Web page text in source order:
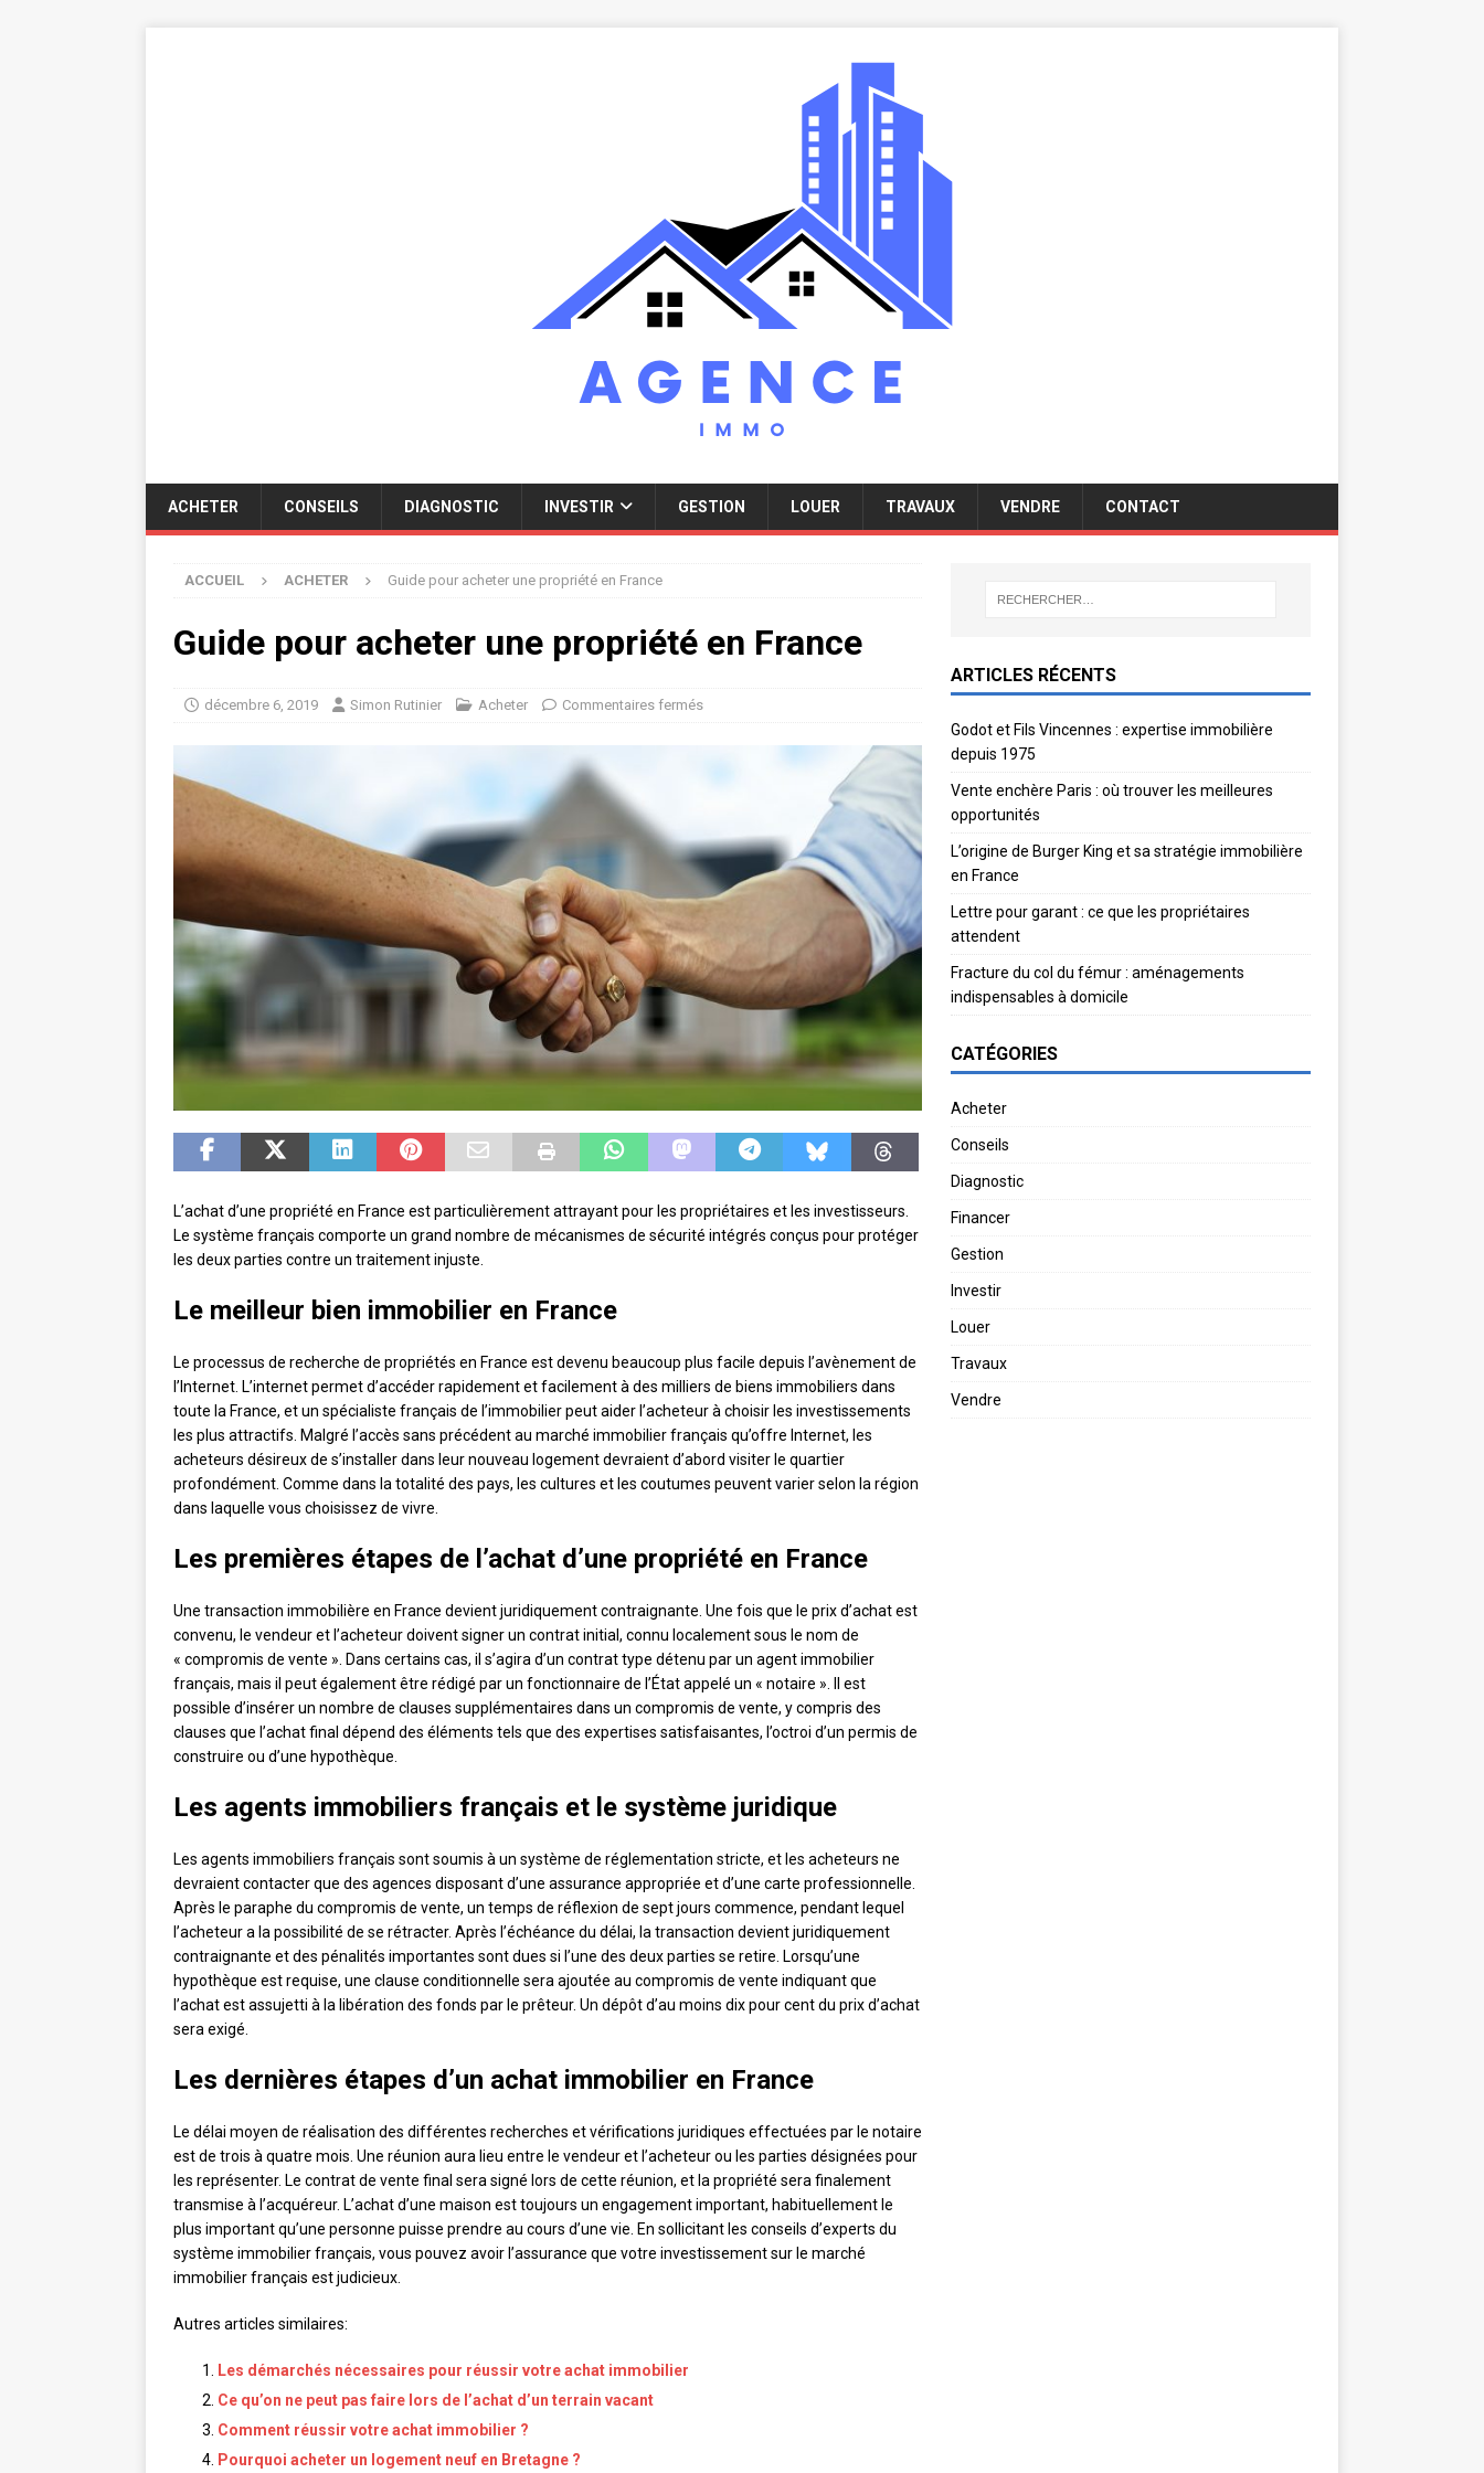
ACHETER CONSEILS DIAGNOSTIC INVESTIR GESTION LOUER TRAVAUX VENDRE CONTACT
ACCUEIL ACHETER Guide pour acheter une propriété en France
Guide pour acheter une propriété en France
décembre 6, 2019 Simon Rutinier Acheter Commentaires fermés
L’achat d’une propriété en France est particulièrement attrayant pour les propriétaires et les investisseurs.
Le système français comporte un grand nombre de mécanismes de sécurité intégrés conçus pour protéger
les deux parties contre un traitement injuste.
Le meilleur bien immobilier en France
Le processus de recherche de propriétés en France est devenu beaucoup plus facile depuis l’avènement de
l’Internet. L’internet permet d’accéder rapidement et facilement à des milliers de biens immobiliers dans
toute la France, et un spécialiste français de l’immobilier peut aider l’acheteur à choisir les investissements
les plus attractifs. Malgré l’accès sans précédent au marché immobilier français qu’offre Internet, les
acheteurs désireux de s’installer dans leur nouveau logement devraient d’abord visiter le quartier
profondément. Comme dans la totalité des pays, les cultures et les coutumes peuvent varier selon la région
dans laquelle vous choisissez de vivre.
Les premières étapes de l’achat d’une propriété en France
Une transaction immobilière en France devient juridiquement contraignante. Une fois que le prix d’achat est
convenu, le vendeur et l’acheteur doivent signer un contrat initial, connu localement sous le nom de
« compromis de vente ». Dans certains cas, il s’agira d’un contrat type détenu par un agent immobilier
français, mais il peut également être rédigé par un fonctionnaire de l’État appelé un « notaire ». Il est
possible d’insérer un nombre de clauses supplémentaires dans un compromis de vente, y compris des
clauses que l’achat final dépend des éléments tels que des expertises satisfaisantes, l’octroi d’un permis de
construire ou d’une hypothèque.
Les agents immobiliers français et le système juridique
Les agents immobiliers français sont soumis à un système de réglementation stricte, et les acheteurs ne
devraient contacter que des agences disposant d’une assurance appropriée et d’une carte professionnelle.
Après le paraphe du compromis de vente, un temps de réflexion de sept jours commence, pendant lequel
l’acheteur a la possibilité de se rétracter. Après l’échéance du délai, la transaction devient juridiquement
contraignante et des pénalités importantes sont dues si l’une des deux parties se retire. Lorsqu’une
hypothèque est requise, une clause conditionnelle sera ajoutée au compromis de vente indiquant que
l’achat est assujetti à la libération des fonds par le prêteur. Un dépôt d’au moins dix pour cent du prix d’achat
sera exigé.
Les dernières étapes d’un achat immobilier en France
Le délai moyen de réalisation des différentes recherches et vérifications juridiques effectuées par le notaire
est de trois à quatre mois. Une réunion aura lieu entre le vendeur et l’acheteur ou les parties désignées pour
les représenter. Le contrat de vente final sera signé lors de cette réunion, et la propriété sera finalement
transmise à l’acquéreur. L’achat d’une maison est toujours un engagement important, habituellement le
plus important qu’une personne puisse prendre au cours d’une vie. En sollicitant les conseils d’experts du
système immobilier français, vous pouvez avoir l’assurance que votre investissement sur le marché
immobilier français est judicieux.
Autres articles similaires:
Les démarchés nécessaires pour réussir votre achat immobilier
Ce qu’on ne peut pas faire lors de l’achat d’un terrain vacant
Comment réussir votre achat immobilier ?
Pourquoi acheter un logement neuf en Bretagne ?
ARTICLES RÉCENTS
Godot et Fils Vincennes : expertise immobilière
depuis 1975
Vente enchère Paris : où trouver les meilleures
opportunités
L’origine de Burger King et sa stratégie immobilière
en France
Lettre pour garant : ce que les propriétaires
attendent
Fracture du col du fémur : aménagements
indispensables à domicile
CATÉGORIES
Acheter
Conseils
Diagnostic
Financer
Gestion
Investir
Louer
Travaux
Vendre